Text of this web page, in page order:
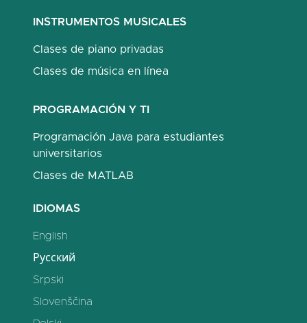
INSTRUMENTOS MUSICALES
Clases de piano privadas
Clases de música en línea
PROGRAMACIÓN Y TI
Programación Java para estudiantes
universitarios
Clases de MATLAB
IDIOMAS
English
Русский
Srpski
Slovenščina